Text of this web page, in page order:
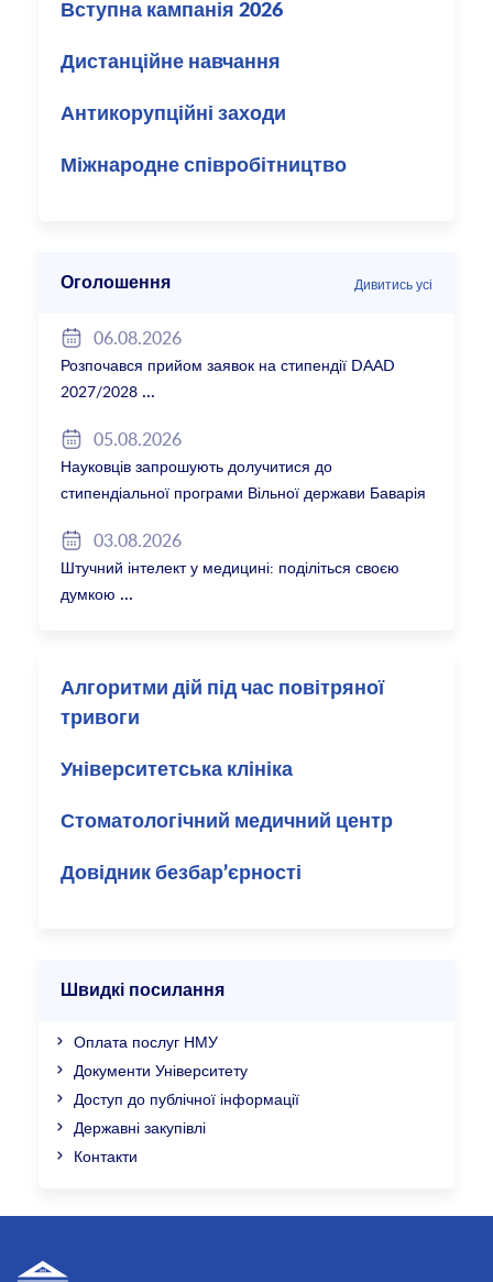
Вступна кампанія 2026
Дистанційне навчання
Антикорупційні заходи
Міжнародне співробітництво
Оголошення Дивитись усі
06.08.2026
Розпочався прийом заявок на стипендії DAAD
2027/2028
05.08.2026
Науковців запрошують долучитися до
стипендіальної програми Вільної держави Баварія
03.08.2026
Штучний інтелект у медицині: поділіться своєю
думкою
Алгоритми дій під час повітряної
тривоги
Університетська клініка
Стоматологічний медичний центр
Довідник безбар’єрності
Швидкі посилання
Оплата послуг НМУ
Документи Університету
Доступ до публічної інформації
Державні закупівлі
Контакти